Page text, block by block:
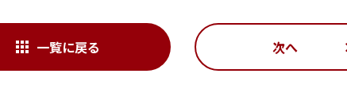
一覧に戻る 次へ